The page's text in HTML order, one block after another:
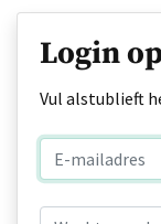
Login
Vul alstublieft